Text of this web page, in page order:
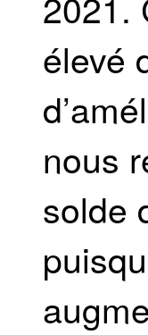
élevé
nous
solde